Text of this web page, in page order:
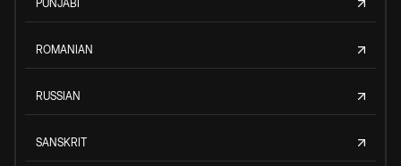
PUNJABI
ROMANIAN
RUSSIAN
SANSKRIT